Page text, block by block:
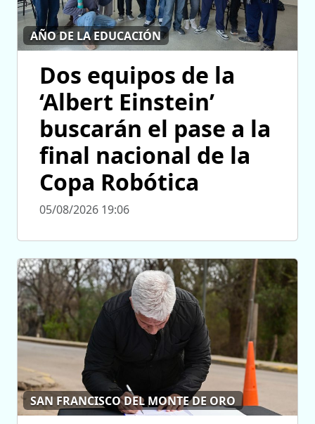
AÑO DE LA EDUCACIÓN
Dos equipos de la
‘Albert Einstein’
buscarán el pase a la
final nacional de la
Copa Robótica
05/08/2026 19:06
SAN FRANCISCO DEL MONTE DE ORO